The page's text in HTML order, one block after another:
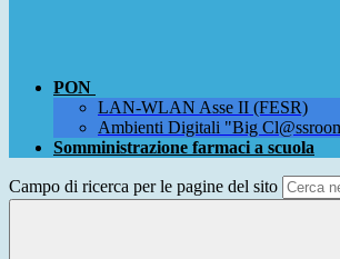
PON
LAN-WLAN Asse II (FESR)
Ambienti Digitali "Big
Somministrazione farmaci a scuola
Campo di ricerca per le pagine del sito